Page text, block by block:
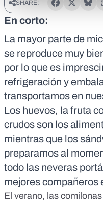
SHARE:
En corto:
La mayor parte de
se reproduce muy
por lo que es
refrigeración y
transportamos en
Los huevos, la fruta
crudos son los
mientras que los
preparamos al
todo las neveras
mejores compañeros
El verano, las